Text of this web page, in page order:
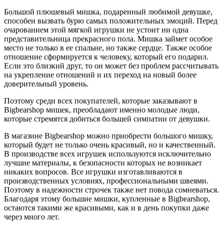
Большой плюшевый мишка, подаренный любимой девушке,
способен вызвать бурю самых положительных эмоций. Перед
очарованием этой мягкой игрушки не устоит ни одна
представительница прекрасного пола. Мишка займет особое
место не только в ее спальне, но также сердце. Также особое
отношение сформируется к человеку, который его подарил.
Если это близкий друг, то он может без проблем рассчитывать
на укрепление отношений и их переход на новый более
доверительный уровень.
Поэтому среди всех покупателей, которые заказывают в
Bigbearshop мишек, преобладают именно молодые люди,
которые стремятся добиться большей симпатии от девушки.
В магазине Bigbearshop можно приобрести большого мишку,
который будет не только очень красивый, но и качественный.
В производстве всех игрушек используются исключительно
лучшие материалы, к безопасности которых не возникает
никаких вопросов. Все игрушки изготавливаются в
производственных условиях, профессиональными швеями.
Поэтому в надежности строчек также нет повода сомневаться.
Благодаря этому большие мишки, купленные в Bigbearshop,
остаются такими же красивыми, как и в день покупки даже
через много лет.